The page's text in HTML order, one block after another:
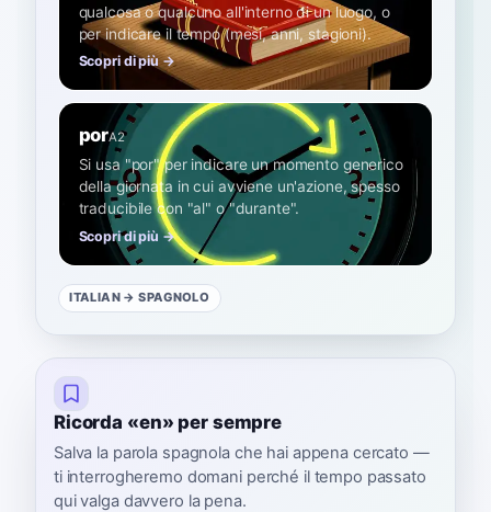
qualcosa o qualcuno all'interno di un luogo, o
per indicare il tempo (mesi, anni, stagioni).
Scopri di più →
porA2
Si usa "por" per indicare un momento generico
della giornata in cui avviene un'azione, spesso
traducibile con "al" o "durante".
Scopri di più →
ITALIAN → SPAGNOLO
Ricorda «en» per sempre
Salva la parola spagnola che hai appena cercato —
ti interrogheremo domani perché il tempo passato
qui valga davvero la pena.